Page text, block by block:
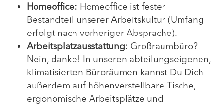
Homeoffice: Homeoffice ist fester
Bestandteil unserer Arbeitskultur (Umfang
erfolgt nach vorheriger Absprache).
Arbeitsplatzausstattung: Großraumbüro?
Nein, danke! In unseren abteilungseigenen,
klimatisierten Büroräumen kannst Du Dich
außerdem auf höhenverstellbare Tische,
ergonomische Arbeitsplätze und